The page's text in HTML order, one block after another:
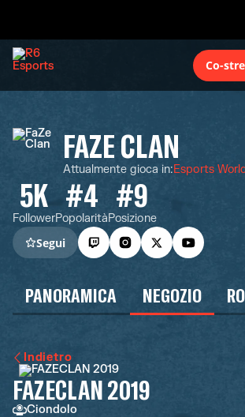
Co-
FAZE CLAN
Attualmente gioca in:Esports
5K
Follower
#4
Popolarità
#9
Posizione
Segui
PANORAMICA NEGOZIO
Indietro
FAZECLAN 2019
Ciondolo